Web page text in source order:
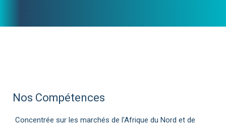
Nos Compétences
Concentrée sur les marchés de l'Afrique du Nord et de